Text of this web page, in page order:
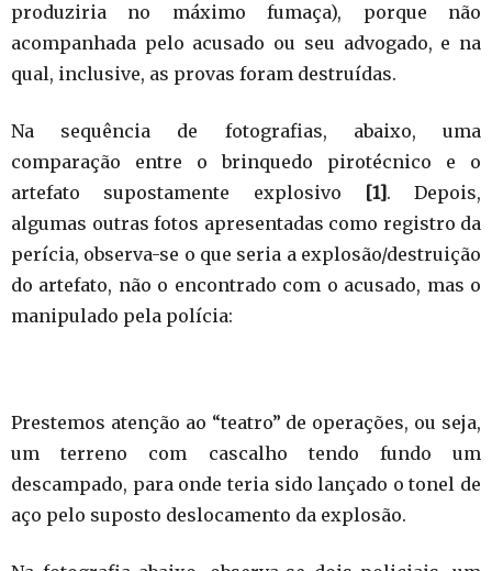
produziria no máximo fumaça), porque não
acompanhada pelo acusado ou seu advogado, e na
qual, inclusive, as provas foram destruídas.
Na sequência de fotografias, abaixo, uma
comparação entre o brinquedo pirotécnico e o
artefato supostamente explosivo
[1] . Depois,
algumas outras fotos apresentadas como registro da
perícia, observa-se o que seria a explosão/destruição
do artefato, não o encontrado com o acusado, mas o
manipulado pela polícia:
Prestemos atenção ao “teatro” de operações, ou seja,
um terreno com cascalho tendo fundo um
descampado, para onde teria sido lançado o tonel de
aço pelo suposto deslocamento da explosão.